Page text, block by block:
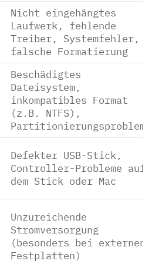
Nicht eingehängtes
Laufwerk, fehlende
Treiber, Systemfehler,
falsche Formatierung
Beschädigtes
Dateisystem,
inkompatibles Format
(z.B. NTFS),
Partitionierungsprobleme
Defekter USB-Stick,
Controller-Probleme auf
dem Stick oder Mac
Unzureichende
Stromversorgung
(besonders bei externen
Festplatten)